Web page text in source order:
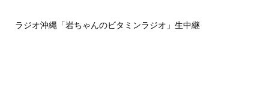
ラジオ沖縄「岩ちゃんのビタミンラジオ」生中継